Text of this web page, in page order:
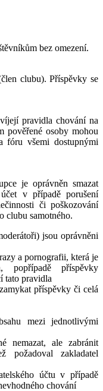
bez omezení.
clubu). Příspěvky se
pravidla chování na
pověřené osoby mohou
fóru všemi dostupnými
je oprávněn smazat
v případě porušení
či poškozování
clubu samotného.
jsou oprávněni
a pornografii, která je
popřípadě příspěvky
tato pravidla
příspěvky či celá
mezi jednotlivými
nemazat, ale zabránit
požadoval zakladatel
účtu v případě
chování